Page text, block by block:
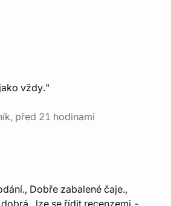
vždy."
před 21 hodinami
Dobře zabalené čaje.,
, lze se řídit recenzemi -